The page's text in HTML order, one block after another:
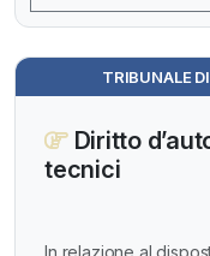
TRIBUNALE
Diritto
tecnici